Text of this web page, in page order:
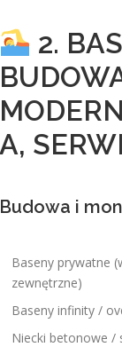
2.
A,
Budowa i
Baseny prywatne
zewnętrzne)
Baseny infinity /
Niecki betonowe /